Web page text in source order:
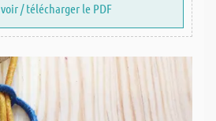
voir / télécharger le PDF